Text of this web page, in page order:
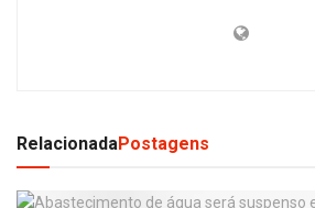
RelacionadaPostagens